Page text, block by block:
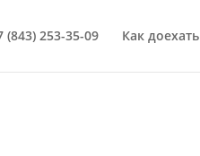
(843) 253-35-09 Как доехать